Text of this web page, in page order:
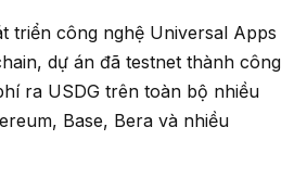
triển công nghệ Universal Apps
dự án đã testnet thành công
ra USDG trên toàn bộ nhiều
Base, Bera và nhiều